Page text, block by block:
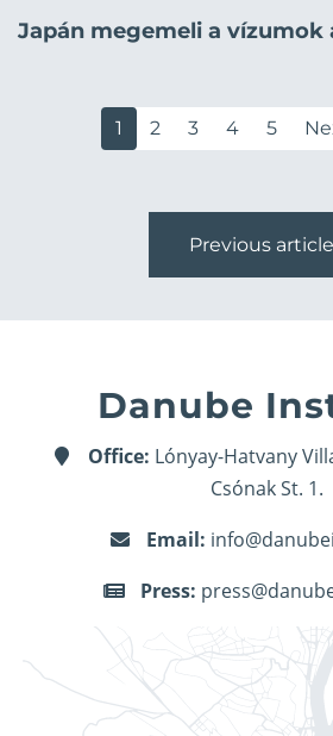
Japán megemeli a vízumok
1 2 3 4 5
Previous
Danube
Office: Lónyay-Hatvany
Csónak St. 1.
Email:
Press: